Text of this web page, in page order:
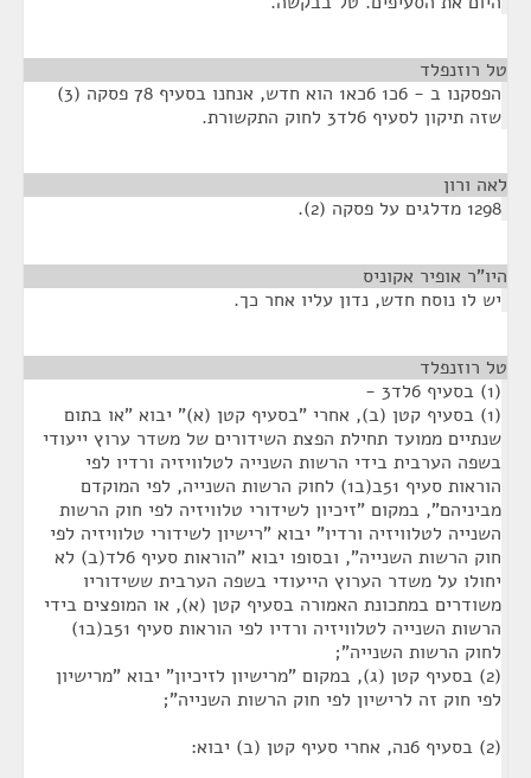
טל רוזנפלד
הפסקנו ב - 6כ1 6כא1 הוא חדש, אנחנו בסעיף 78 פסקה (3)
שזה תיקון לסעיף 6לד3 לחוק התקשורת.
לאה ורון
1298 מדלגים על פסקה (2).
היו"ר אופיר אקוניס
יש לו נוסח חדש, נדון עליו אחר כך.
טל רוזנפלד
(1) בסעיף 6לד3 -
(1) בסעיף קטן (ב), אחרי "בסעיף קטן (א)" יבוא "או בתום
שנתיים ממועד תחילת הפצת השידורים של משדר ערוץ ייעודי
בשפה הערבית בידי הרשות השנייה לטלוויזיה ורדיו לפי
הוראות סעיף 51ב(ב1) לחוק הרשות השנייה, לפי המוקדם
מביניהם", במקום "זיכיון לשידורי טלוויזיה לפי חוק הרשות
השנייה לטלוויזיה ורדיו" יבוא "רישיון לשידורי טלוויזיה לפי
חוק הרשות השנייה", ובסופו יבוא "הוראות סעיף 6לד(ב) לא
יחולו על משדר הערוץ הייעודי בשפה הערבית ששידוריו
משודרים במתכונת האמורה בסעיף קטן (א), או המופצים בידי
הרשות השנייה לטלוויזיה ורדיו לפי הוראות סעיף 51ב(ב1)
לחוק הרשות השנייה";
(2) בסעיף קטן (ג), במקום "מרישיון לזיכיון" יבוא "מרישיון
לפי חוק זה לרישיון לפי חוק הרשות השנייה";
(2) בסעיף 6נה, אחרי סעיף קטן (ב) יבוא: